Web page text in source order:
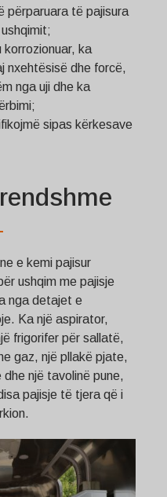
përparuara të pajisura
korrozionuar, ka
nxehtësisë dhe forcë,
nga uji dhe ka
sipas kërkesave
e kemi pajisur
ushqim me pajisje
nga detajet e
Ka një aspirator,
frigorifer për sallatë,
gaz, një pllakë pjate,
një tavolinë pune,
pajisje të tjera që i